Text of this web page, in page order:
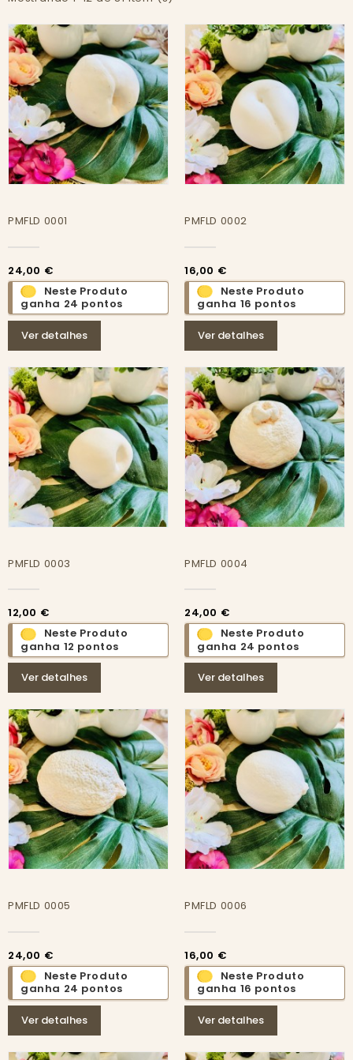
PMFLD 0001
24,00 €
Neste Produto
ganha 24 pontos
Ver detalhes
PMFLD 0002
16,00 €
Neste Produto
ganha 16 pontos
Ver detalhes
PMFLD 0003
12,00 €
Neste Produto
ganha 12 pontos
Ver detalhes
PMFLD 0004
24,00 €
Neste Produto
ganha 24 pontos
Ver detalhes
PMFLD 0005
24,00 €
Neste Produto
ganha 24 pontos
Ver detalhes
PMFLD 0006
16,00 €
Neste Produto
ganha 16 pontos
Ver detalhes